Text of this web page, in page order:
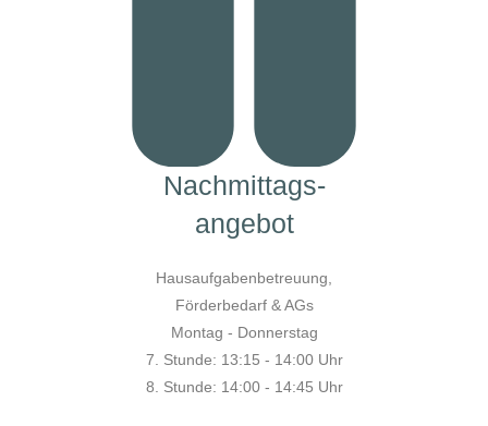
Nachmittags-
angebot
Hausaufgabenbetreuung,
Förderbedarf & AGs
Montag - Donnerstag
7. Stunde: 13:15 - 14:00 Uhr
8. Stunde: 14:00 - 14:45 Uhr